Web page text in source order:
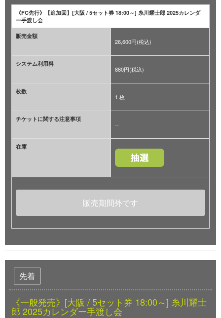
《FC先行》【追加回】[大阪 / 5セット券 18:00～] 糸川耀士郎 2025カレンダ
ー手渡し会
販売金額
26,600円(税込)
システム利用料
880円(税込)
枚数
1 枚
チケットに関する注意事項
--
在庫
販売期間外です
先着
《一般発売》[大阪 / 5セット券 18:00～] 糸川耀士
郎 2025カレンダー手渡し会